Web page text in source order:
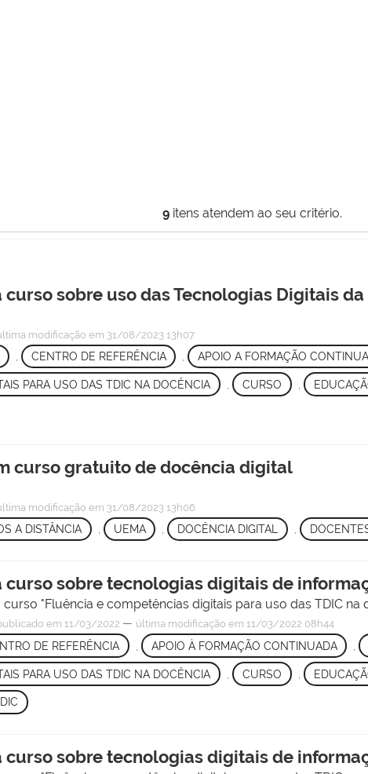
9itens atendem ao seu critério.
sobre uso das Tecnologias Digitais
modificação em 31/08/2023 13h07
CENTRO DE REFERÊNCIA , APOIO A FORMAÇÃO
PARA USO DAS TDIC NA DOCÊNCIA CURSO
curso gratuito de docência digital
modificação em 31/08/2023 13h06
A DISTÂNCIA UEMA , DOCÊNCIA DIGITAL ,
sobre tecnologias digitais de
"Fluência e competências digitais para uso das TDIC
em 11/03/2022 — última modificação em 11/03/2022 08h44
DE REFERÊNCIA APOIO À FORMAÇÃO CONTINUADA ,
PARA USO DAS TDIC NA DOCÊNCIA CURSO
sobre tecnologias digitais de